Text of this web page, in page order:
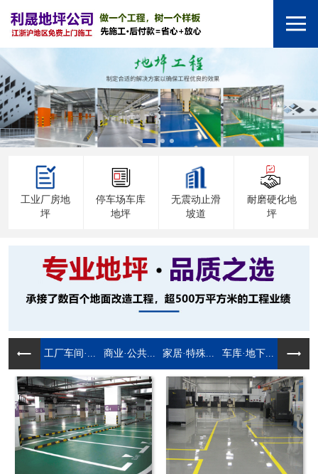
工业厂房地
坪
停车场车库
地坪
无震动止滑
坡道
耐磨硬化地
坪
工厂车间·... 商业·公共... 家居·特殊... 车库·地下...